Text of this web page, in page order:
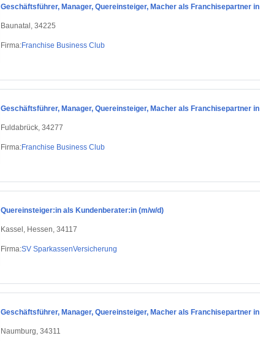
Geschäftsführer, Manager, Quereinsteiger, Macher als Franchisepartner in
Baunatal, 34225
Firma:Franchise Business Club
Geschäftsführer, Manager, Quereinsteiger, Macher als Franchisepartner
Fuldabrück, 34277
Firma:Franchise Business Club
Quereinsteiger:in als Kundenberater:in (m/w/d)
Kassel, Hessen, 34117
Firma:SV SparkassenVersicherung
Geschäftsführer, Manager, Quereinsteiger, Macher als Franchisepartner
Naumburg, 34311